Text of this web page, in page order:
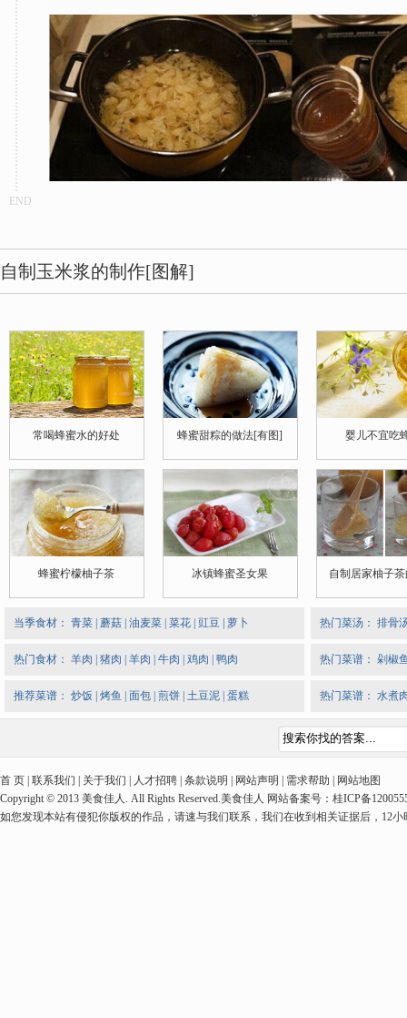
END
自制玉米浆的制作[图解]
常喝蜂蜜水的好处 蜂蜜甜粽的做法[有图] 婴儿不宜吃
蜂蜜柠檬柚子茶 冰镇蜂蜜圣女果 自制居家柚子
当季食材： 青菜 | 蘑菇 | 油麦菜 | 菜花 | 豇豆 | 萝卜
热门食材： 羊肉 | 猪肉 | 羊肉 | 牛肉 | 鸡肉 | 鸭肉
推荐菜谱： 炒饭 | 烤鱼 | 面包 | 煎饼 | 土豆泥 | 蛋糕
热门菜汤： 排骨
热门菜谱： 剁椒
热门菜谱： 水煮
首 页 | 联系我们 | 关于我们 | 人才招聘 | 条款说明 | 网站声明 | 需求帮助 | 网站地图
Copyright © 2013 美食佳人. All Rights Reserved.美食佳人 网站备案号：桂ICP备
如您发现本站有侵犯你版权的作品，请速与我们联系，我们在收到相关证据后，12